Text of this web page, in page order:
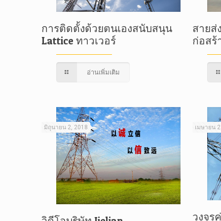
การติดตั้งด้วยตนเองสนับสนุน
Lattice ทาวเวอร์
อ่านเพิ่มเติม
สายส่
ก่อสร้
มิถุนายน 2, 2018 เมษายน
วงจร